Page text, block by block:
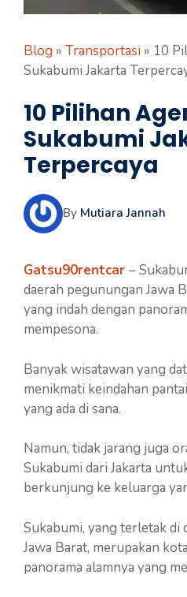
Blog » Transportasi » 10
Sukabumi Jakarta
10 Pilihan
Sukabumi
Terpercaya
By Mutiara Jannah
Gatsu90rentcar –
daerah pegunungan Jawa
yang indah dengan
mempesona.
Banyak wisatawan yang
menikmati keindahan
yang ada di sana.
Namun, tidak jarang juga
Sukabumi dari Jakarta
berkunjung ke keluarga
Sukabumi, yang terletak di
Jawa Barat, merupakan
panorama alamnya yang